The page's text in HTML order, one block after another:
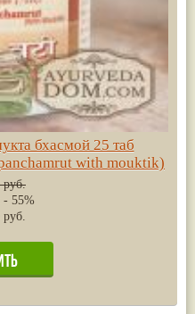
бхасмой 25 таб
with mouktik)
руб.
- 55%